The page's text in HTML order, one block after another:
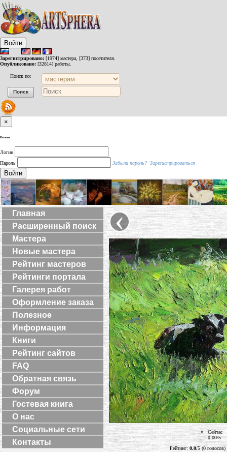
Войти
Зарегистрировано: [1974] мастера, [373] посетителя.
Опубликовано: [32814] работы.
Поиск по:
×
Войти
Логин
Пароль
Забыли пароль? Зарегистрироваться
Войти
Главная
Расширенный поиск
Мастера
Новые мастера
Рейтинг мастеров
Рейтинги портала
Галерея работ
Оформление заказа
Полезное
Информация
Книги
Рейтинг сайтов
FAQ
Обратная связь
Форум
Гостевая книга
О нас
Социальные сети
Контакты
‹
Сейчас
0.00/5
Рейтинг:0.0/5 (0 голосов)